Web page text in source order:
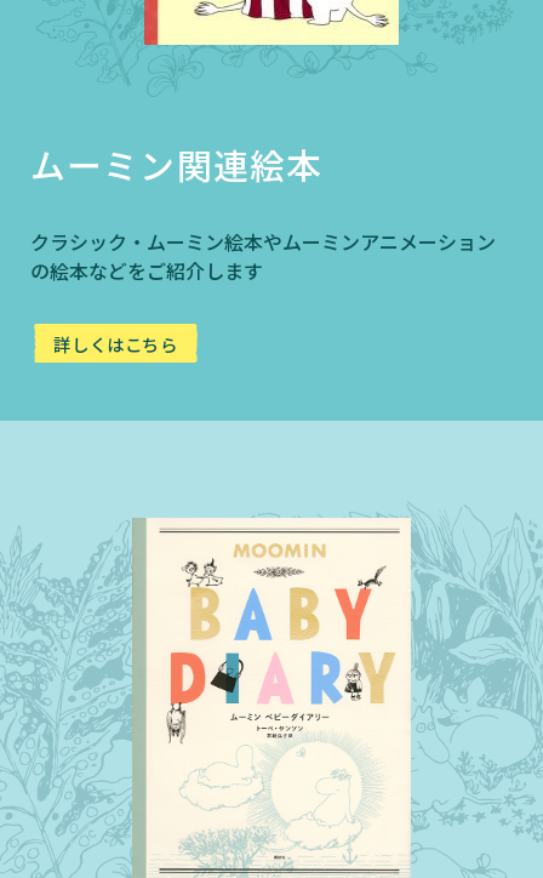
ムーミン関連絵本
クラシック・ムーミン絵本やムーミンアニメーション
の絵本などをご紹介します
詳しくはこちら